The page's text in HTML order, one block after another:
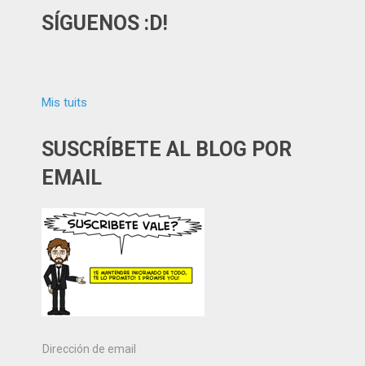
SÍGUENOS :D!
Mis tuits
SUSCRÍBETE AL BLOG POR
EMAIL
Dirección